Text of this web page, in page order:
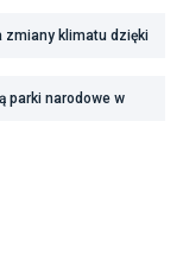
zmiany klimatu dzięki